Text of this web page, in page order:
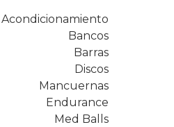
Acondicionamiento
Bancos
Barras
Discos
Mancuernas
Endurance
Med Balls